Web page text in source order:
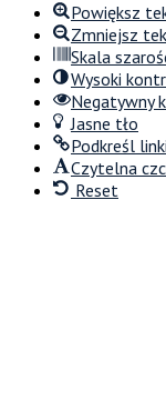
Powiększ
Zmniejsz
Skala
Wysoki
Negatywny
Jasne tło
Podkreśl linki
Czytelna
Reset